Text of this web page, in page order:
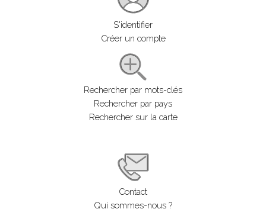
S'identifier
Créer un compte
Rechercher par mots-clés
Rechercher par pays
Rechercher sur la carte
Contact
Qui sommes-nous ?